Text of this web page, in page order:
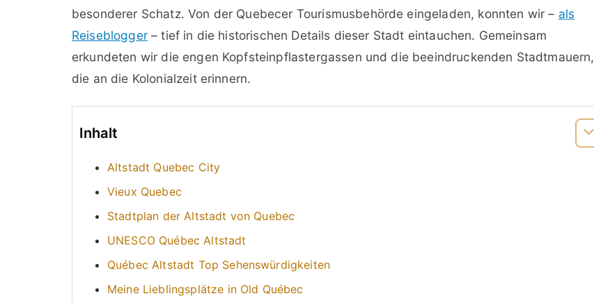
besonderer Schatz. Von der Quebecer Tourismusbehörde eingeladen, konnten wir – als
Reiseblogger– tief in die historischen Details dieser Stadt eintauchen. Gemeinsam
erkundeten wir die engen Kopfsteinpflastergassen und die beeindruckenden Stadtmauern,
die an die Kolonialzeit erinnern.
Inhalt
Altstadt Quebec City
Vieux Quebec
Stadtplan der Altstadt von Quebec
UNESCO Québec Altstadt
Québec Altstadt Top Sehenswürdigkeiten
Meine Lieblingsplätze in Old Québec